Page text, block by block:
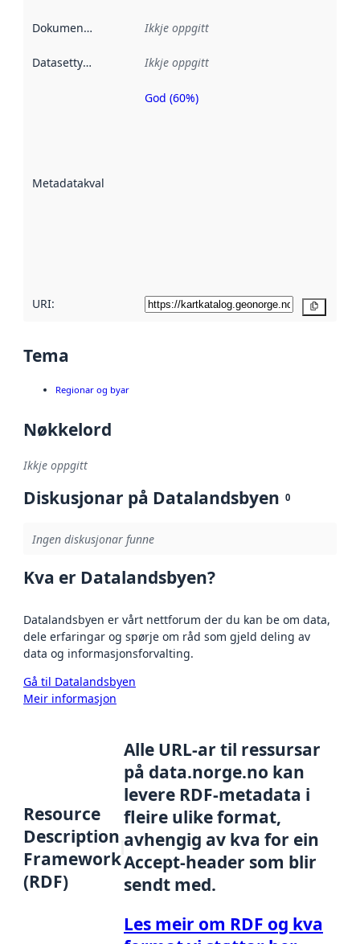
Dokumentasjon Ikkje oppgitt
Datasettype Ikkje oppgitt
Metadatakvalitet
Metadatakvalitet
God (60%)
URI:
Tema
Regionar og byar
Nøkkelord
Ikkje oppgitt
Diskusjonar på Datalandsbyen 0
Ingen diskusjonar funne
Kva er Datalandsbyen?
Datalandsbyen er vårt nettforum der du kan be om data,
dele erfaringar og spørje om råd som gjeld deling av
data og informasjonsforvalting.
Gå til Datalandsbyen
Meir informasjon
Resource
Description
Framework
(RDF)
Alle URL-ar til ressursar
på data.norge.no kan
levere RDF-metadata i
fleire ulike format,
avhengig av kva for ein
Accept-header som blir
sendt med.
Les meir om RDF og kva